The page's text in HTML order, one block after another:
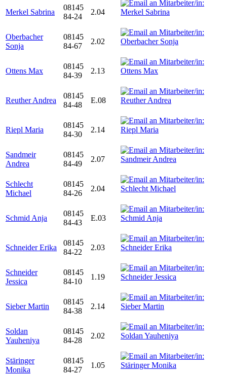
Merkel Sabrina
08145
84-24
2.04
Oberbacher
Sonja
08145
84-67
2.02
Ottens Max
08145
84-39
2.13
Reuther Andrea
08145
84-48
E.08
Riepl Maria
08145
84-30
2.14
Sandmeir
Andrea
08145
84-49
2.07
Schlecht
Michael
08145
84-26
2.04
Schmid Anja
08145
84-43
E.03
Schneider Erika
08145
84-22
2.03
Schneider
Jessica
08145
84-10
1.19
Sieber Martin
08145
84-38
2.14
Soldan
Yauheniya
08145
84-28
2.02
Stäringer
Monika
08145
84-27
1.05